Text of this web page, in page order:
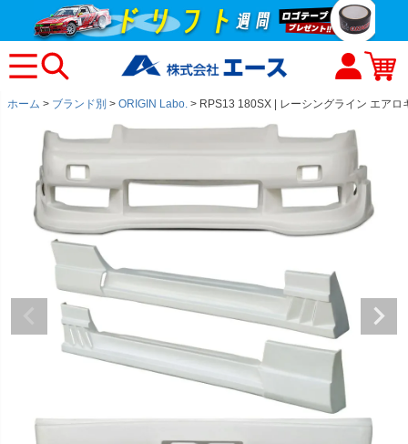
ホーム ブランド別 ORIGIN Labo. RPS13 180SX | レーシングライン エア